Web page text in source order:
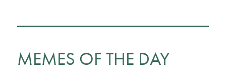
MEMES OF THE DAY